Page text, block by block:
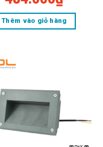
LED Âm Cầu
gốc
là:
hiện
tại
Thêm vào giỏ hàng